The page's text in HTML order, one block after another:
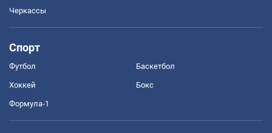
Черкассы
Спорт
Футбол Баскетбол
Хоккей Бокс
Формула-1